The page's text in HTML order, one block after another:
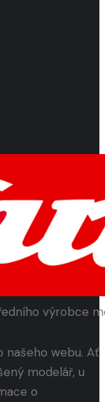
výrobce
webu. Ať
modelář, u
o